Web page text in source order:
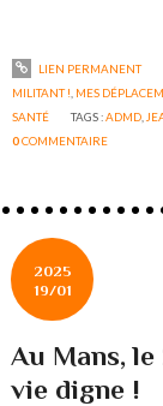
LIEN PERMANENT
MILITANT ! MES
SANTÉ
TAGS :ADMD
0COMMENTAIRE
2025
19/01
Au Mans,
vie digne !